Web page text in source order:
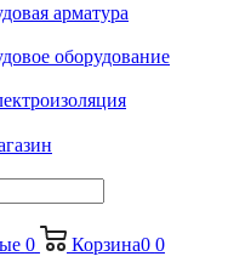
арматура
оборудование
0 Корзина0 0